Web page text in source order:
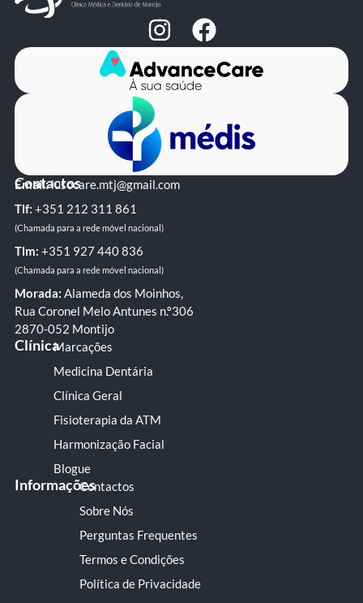
Contactos
Email:lusocare.mtj@gmail.com
Tlf: +351 ‭212 311 861‬
(Chamada para a rede móvel nacional)
Tlm: +351 ‭927 440 836
(Chamada para a rede móvel nacional)
Morada: Alameda dos Moinhos,
Rua Coronel Melo Antunes n.º306
2870-052 Montijo
ClínicaMarcações
Medicina Dentária
Clínica Geral
Fisioterapia da ATM
Harmonização Facial
Blogue
InformaçõesContactos
Sobre Nós
Perguntas Frequentes
Termos e Condições
Política de Privacidade